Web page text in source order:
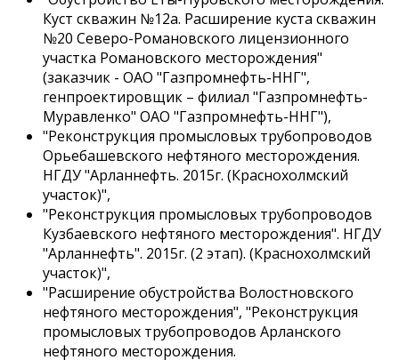
Куст скважин №12а. Расширение куста скважин
№20 Северо-Романовского лицензионного
участка Романовского месторождения"
(заказчик - ОАО "Газпромнефть-ННГ",
генпроектировщик – филиал "Газпромнефть-
Муравленко" ОАО "Газпромнефть-ННГ"),
"Реконструкция промысловых трубопроводов
Орьебашевского нефтяного месторождения.
НГДУ "Арланнефть. 2015г. (Краснохолмский
участок)",
"Реконструкция промысловых трубопроводов
Кузбаевского нефтяного месторождения". НГДУ
"Арланнефть". 2015г. (2 этап). (Краснохолмский
участок)",
"Расширение обустройства Волостновского
нефтяного месторождения", "Реконструкция
промысловых трубопроводов Арланского
нефтяного месторождения.